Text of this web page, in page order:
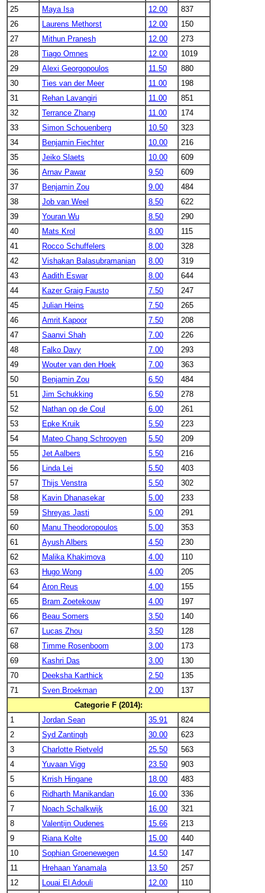
25 Maya Isa 12.00
837
26
Laurens Methorst 12.00
150
27
Mithun Pranesh 12.00
273
28
Tiago Omnes 12.00
1019
29
Alexi Georgopoulos 11.50
880
30
Ties van der Meer 11.00
198
31
Rehan Lavangiri 11.00
851
32
Terrance Zhang 11.00
174
33
Simon Schouenberg 10.50
323
34
Benjamin Fiechter 10.00
216
35
Jeiko Slaets 10.00
609
36
Arnav Pawar 9.50
609
37
Benjamin Zou 9.00
484
38
Job van Weel 8.50
622
39
Youran Wu 8.50
290
40
Mats Krol 8.00
115
41
Rocco Schuffelers 8.00
328
42
Vishakan Balasubramanian 8.00
319
43
Aadith Eswar 8.00
644
44
Kazer Graig Fausto 7.50
247
45
Julian Heins 7.50
265
46
Amrit Kapoor 7.50
208
47
Saanvi Shah 7.00
226
48
Falko Davy 7.00
293
49
Wouter van den Hoek 7.00
363
50
Benjamin Zou 6.50
484
51
Jim Schukking 6.50
278
52
Nathan op de Coul 6.00
261
53
Epke Kruik 5.50
223
54
Mateo Chang Schrooyen 5.50
209
55
Jet Aalbers 5.50
216
56
Linda Lei 5.50
403
57
Thijs Venstra 5.50
302
58
Kavin Dhanasekar 5.00
233
59
Shreyas Jasti 5.00
291
60
Manu Theodoropoulos 5.00
353
61
Ayush Albers 4.50
230
62
Malika Khakimova 4.00
110
63
Hugo Wong 4.00
205
64
Aron Reus 4.00
155
65
Bram Zoetekouw 4.00
197
66
Beau Somers 3.50
140
67
Lucas Zhou 3.50
128
68
Timme Rosenboom 3.00
173
69
Kashri Das 3.00
130
70
Deeksha Karthick 2.50
135
71
Sven Broekman 2.00
137
Categorie F (2014):
1
Jordan Sean 35.91
824
2
Syd Zantingh 30.00
623
3
Charlotte Rietveld 25.50
563
4
Yuvaan Vigg 23.50
903
5
Krrish Hingane 18.00
483
6
Ridharth Manikandan 16.00
336
7
Noach Schalkwijk 16.00
321
8
Valentijn Oudenes 15.66
213
9
Riana Kolte 15.00
440
10
Sophian Groenewegen 14.50
147
11
Hrehaan Yanamala 13.50
257
12
Louai El Adouli 12.00
110